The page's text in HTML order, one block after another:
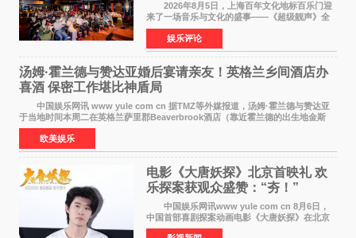
2026年8月5日，上海百年文化地标百乐门迎
来了一场音乐与文化的盛事——《超级靓声》全
国励志音乐公益节目上海唱区新闻发布会暨启动
仪式在此隆重举行。各界领导、嘉宾与媒体朋友
齐聚一堂，共同
娱乐评论
汤姆·霍兰德与赞达亚婚后宴请亲友！英格兰乡间酒店办
喜酒 保密工作堪比神盾局
中国娱乐网讯 www yule com cn 据TMZ等外媒报道，汤姆·霍兰德与赞达亚
于当地时间本周二在英格兰萨里郡Beaverbrook酒店（靠近霍兰德的出生地金斯
顿）举办婚宴，邀请家人与朋友们喝喜酒，庆祝
欧美娱乐
电影《大唐妖探》北京首映礼 欢
乐探案获观众盛赞：“夯！”
中国娱乐网讯www yule com cn 8月6日，
中国首部喜剧探案动画电影《大唐妖探》在北京
举办电影首映礼。导演程腾、联合导演黄珉、总